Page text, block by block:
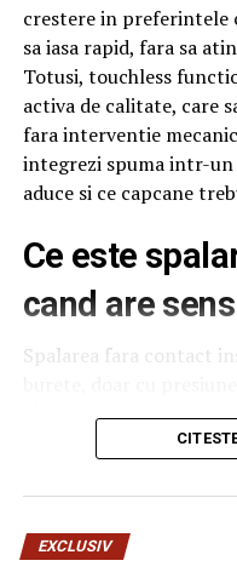
Aselenizarea modulului
ianuarie 2019.
crestere in preferintele
sa iasa rapid, fara sa
Totusi, touchless
activa de calitate, care
fara interventie
integrezi spuma intr-
aduce si ce capcane
Ce este
cand are sens
Spalarea fara contact
clientii vor serviciu
delicate sau cand
foarte murdare, cu
nu poate face totul.
combinatia intre
EXCLUSIV